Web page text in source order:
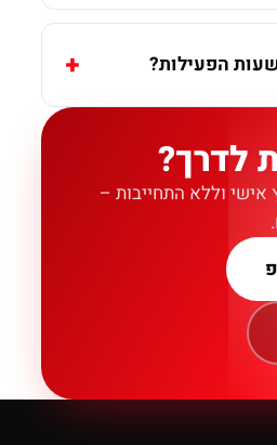
הפעילות?
לדרך?
אישי וללא התחייבות –